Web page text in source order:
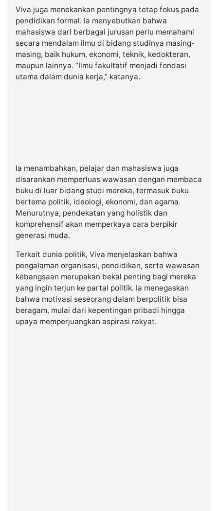
Viva juga menekankan pentingnya tetap fokus pada
pendidikan formal. Ia menyebutkan bahwa
mahasiswa dari berbagai jurusan perlu memahami
secara mendalam ilmu di bidang studinya masing-
masing, baik hukum, ekonomi, teknik, kedokteran,
maupun lainnya. “Ilmu fakultatif menjadi fondasi
utama dalam dunia kerja,” katanya.
Ia menambahkan, pelajar dan mahasiswa juga
disarankan memperluas wawasan dengan membaca
buku di luar bidang studi mereka, termasuk buku
bertema politik, ideologi, ekonomi, dan agama.
Menurutnya, pendekatan yang holistik dan
komprehensif akan memperkaya cara berpikir
generasi muda.
Terkait dunia politik, Viva menjelaskan bahwa
pengalaman organisasi, pendidikan, serta wawasan
kebangsaan merupakan bekal penting bagi mereka
yang ingin terjun ke partai politik. Ia menegaskan
bahwa motivasi seseorang dalam berpolitik bisa
beragam, mulai dari kepentingan pribadi hingga
upaya memperjuangkan aspirasi rakyat.